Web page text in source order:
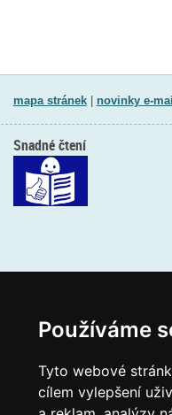
Používáme
Tyto webové
cílem vylepšení
mapa stránek| novinky e-
Snadné čtení